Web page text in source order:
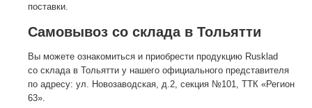
поставки.
Самовывоз со склада в Тольятти
Вы можете ознакомиться и приобрести продукцию Rusklad
со склада в Тольятти у нашего официального представителя
по адресу: ул. Новозаводская, д.2, секция №101, ТТК «Регион
63».